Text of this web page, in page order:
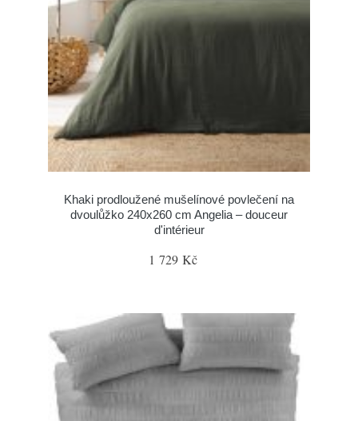
Khaki prodloužené mušelínové povlečení na
dvoulůžko 240x260 cm Angelia – douceur
d'intérieur
1 729 Kč